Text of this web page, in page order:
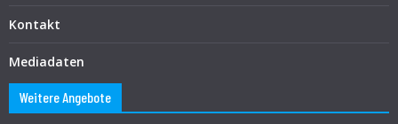
Kontakt
Mediadaten
Weitere Angebote